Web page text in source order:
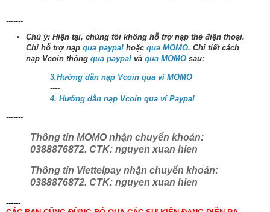
-------
Chú ý: Hiện tại, chúng tôi không hỗ trợ nạp thẻ điện thoại.
Chỉ hỗ trợ nạp qua paypal hoặc qua MOMO. Chi tiết cách
nạp Vcoin thông qua paypalvà qua MOMOsau:
3.Hướng dẫn nạp Vcoin qua ví MOMO
----
4. Hướng dẫn nạp Vcoin qua ví Paypal
-------
Thông tin MOMO nhận chuyển khoản:
0388876872. CTK: nguyen xuan hien
Thông tin Viettelpay nhận chuyển khoản:
0388876872. CTK: nguyen xuan hien
------